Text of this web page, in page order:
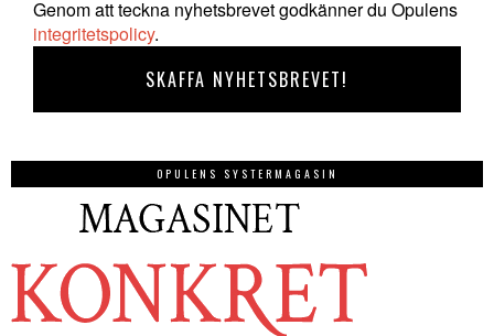
Genom att teckna nyhetsbrevet godkänner du Opulens
integritetspolicy.
OPULENS SYSTERMAGASIN